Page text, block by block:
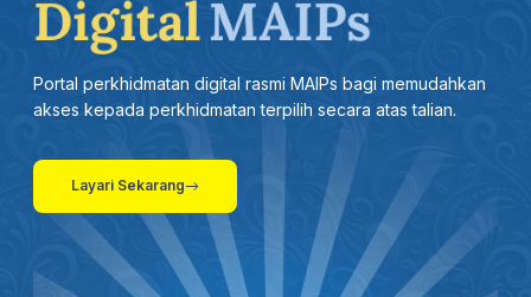
19 APRIL 2026 - BERITA SEMASA 3
31 MAC 2026 -BTH- KEUSAHAWANAN DIGITAL: 25 ASNAF DIBIMBING PUSAT KECEMERLANGAN PENDIDIKAN FAIZUDDIN
Portal perkhidmatan digital rasmi MAIPs bagi memudahkan
akses kepada perkhidmatan terpilih secara atas talian.
Layari Sekarang